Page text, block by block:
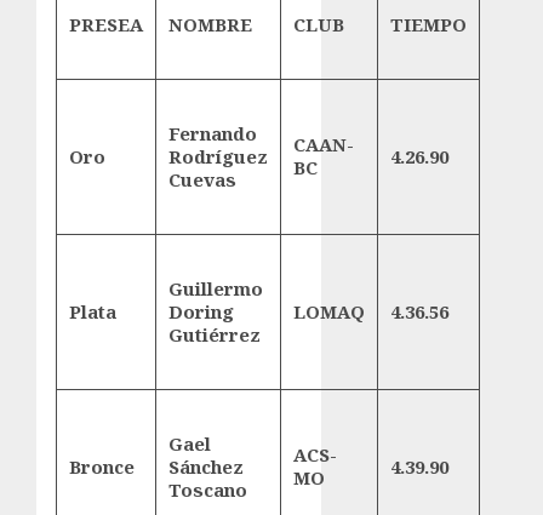
PRESEA NOMBRE CLUB TIEMPO
Oro
Fernando
Rodríguez
Cuevas
CAAN-
BC
4.26.90
Plata
Guillermo
Doring
Gutiérrez
LOMAQ 4.36.56
Bronce
Gael
Sánchez
Toscano
ACS-
MO
4.39.90